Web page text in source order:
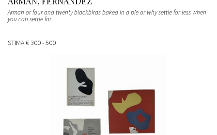
Arman or four and twenty blackbirds baked in a pie or why settle for less when
you can settle for...
STIMA€ 300 - 500